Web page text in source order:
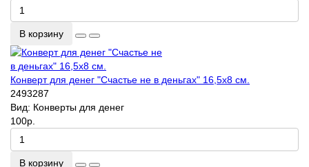
В корзину
Конверт для денег "Счастье не в деньгах" 16,5х8 см.
2493287
Вид: Конверты для денег
100р.
В корзину